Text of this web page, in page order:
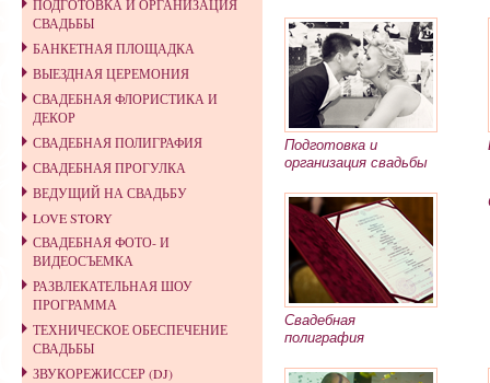
ПОДГОТОВКА И ОРГАНИЗАЦИЯ
СВАДЬБЫ
БАНКЕТНАЯ ПЛОЩАДКА
ВЫЕЗДНАЯ ЦЕРЕМОНИЯ
СВАДЕБНАЯ ФЛОРИСТИКА И
ДЕКОР
СВАДЕБНАЯ ПОЛИГРАФИЯ
СВАДЕБНАЯ ПРОГУЛКА
ВЕДУЩИЙ НА СВАДЬБУ
LOVE STORY
СВАДЕБНАЯ ФОТО- И
ВИДЕОСЪЕМКА
РАЗВЛЕКАТЕЛЬНАЯ ШОУ
ПРОГРАММА
ТЕХНИЧЕСКОЕ ОБЕСПЕЧЕНИЕ
СВАДЬБЫ
ЗВУКОРЕЖИССЕР (DJ)
Подготовка и
организация свадьбы
Свадебная
полиграфия